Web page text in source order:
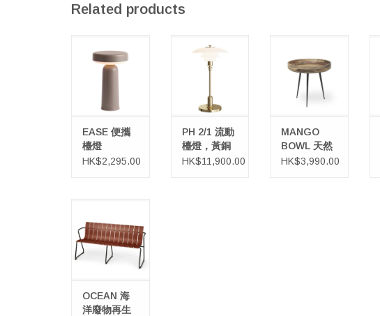
Related products
EASE 便攜
檯燈
HK$2,295.00
燈，黃銅金屬底
座
PH 2/1 流動
檯燈，黃銅
金屬底座
HK$11,900.00
加入購物車
MANGO
BOWL 天然
芒果木邊桌
HK$3,990.00
物再生環保長椅
加入購物車
OCEAN 海
洋廢物再生